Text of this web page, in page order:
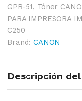
GPR-51, Tóner
PARA IMPRESORA
C250
Brand: CANON
Descripción